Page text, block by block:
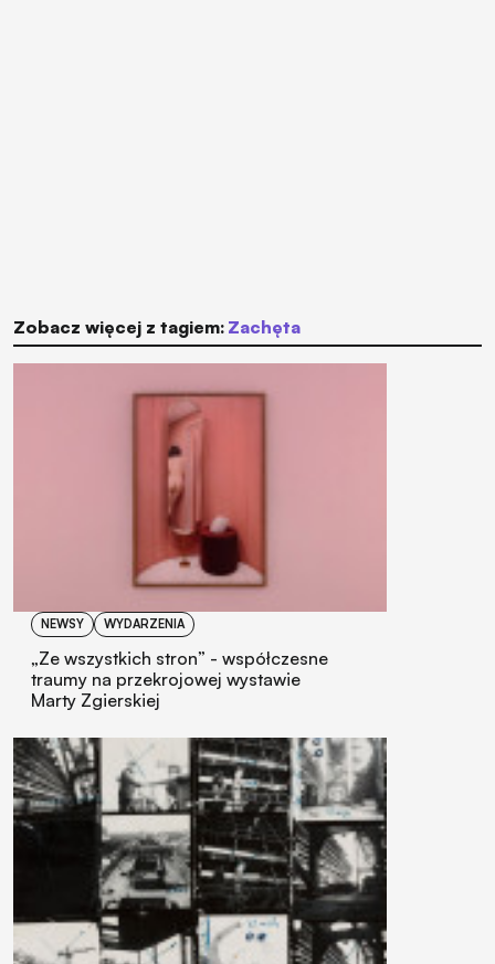
Zobacz więcej z tagiem: Zachęta
NEWSY WYDARZENIA
„Ze wszystkich stron” - współczesne
traumy na przekrojowej wystawie
Marty Zgierskiej